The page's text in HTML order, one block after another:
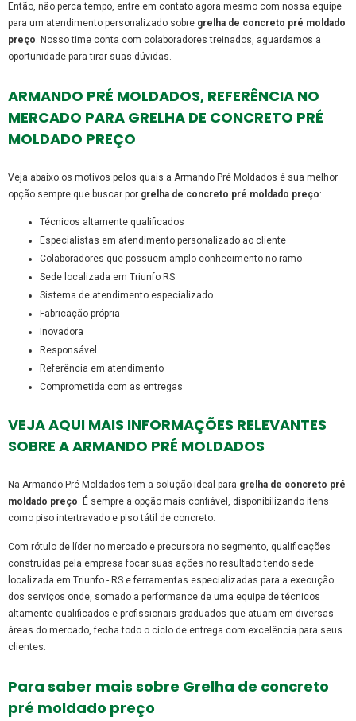
Então, não perca tempo, entre em contato agora mesmo com nossa equipe
para um atendimento personalizado sobre grelha de concreto pré moldado
preço. Nosso time conta com colaboradores treinados, aguardamos a
oportunidade para tirar suas dúvidas.
ARMANDO PRÉ MOLDADOS, REFERÊNCIA NO
MERCADO PARA GRELHA DE CONCRETO PRÉ
MOLDADO PREÇO
Veja abaixo os motivos pelos quais a Armando Pré Moldados é sua melhor
opção sempre que buscar por grelha de concreto pré moldado preço:
técnicos altamente qualificados
especialistas em atendimento personalizado ao cliente
colaboradores que possuem amplo conhecimento no ramo
sede localizada em Triunfo RS
sistema de atendimento especializado
fabricação própria
inovadora
responsável
referência em atendimento
comprometida com as entregas
VEJA AQUI MAIS INFORMAÇÕES RELEVANTES
SOBRE A ARMANDO PRÉ MOLDADOS
Na Armando Pré Moldados tem a solução ideal para grelha de concreto pré
moldado preço. É sempre a opção mais confiável, disponibilizando itens
como piso intertravado e piso tátil de concreto.
Com rótulo de líder no mercado e precursora no segmento, qualificações
construídas pela empresa focar suas ações no resultado tendo sede
localizada em Triunfo - RS e ferramentas especializadas para a execução
dos serviços onde, somado a performance de uma equipe de técnicos
altamente qualificados e profissionais graduados que atuam em diversas
áreas do mercado, fecha todo o ciclo de entrega com excelência para seus
clientes.
Para saber mais sobre Grelha de concreto
pré moldado preço